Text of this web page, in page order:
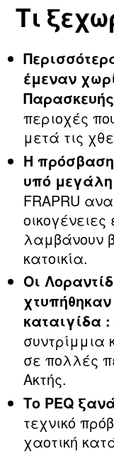
Τι
έμεναν
Παρασκευής
περιοχές
μετά τις
Η
υπό
FRAPRU
λαμβάνουν
κατοικία.
Οι
καταιγίδα :
συντρίμμια
σε πολλές
Ακτής.
Το PEQ
τεχνικό
χαοτική